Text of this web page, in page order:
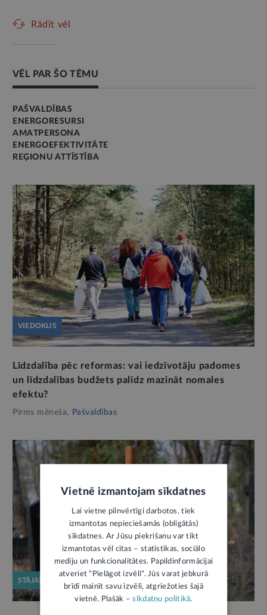
Rādīt vēl
VĒL PAR ŠO TĒMU
PAŠVALDĪBAS
ENERGORESURSI
AMATPERSONA
ENERGOEFEKTIVITĀTE
REĢIONU ATTĪSTĪBA
VIEDOKLIS
Līdzdalība pēc reformas: vai iedzīvotāju padomes
un līdzdalības budžets palīdz mazināt nomales
efektu?
Pirms mēneša, Pašvaldības
STĀJAS SPĒKĀ
Vietnē izmantojam sīkdatnes
Lai vietne pilnvērtīgi darbotos, tiek
izmantotas nepieciešamās (obligātās)
sīkdatnes. Ar Jūsu piekrišanu var tikt
izmantotas vēl citas – statistikas, sociālo
mediju un funkcionalitātes. Papildinformācijai
atveriet "Pielāgot izvēli". Jūs varat jebkurā
brīdī mainīt savu izvēli, atgriežoties šajā
vietnē. Plašāk –sīkdatņu politikā.